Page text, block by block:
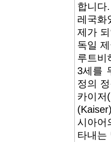
합니다
레국화
제가
독일
루트비
3세를
정의
카이
시아어
타내는